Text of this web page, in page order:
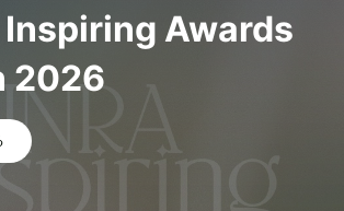
Inspiring Awards
2026